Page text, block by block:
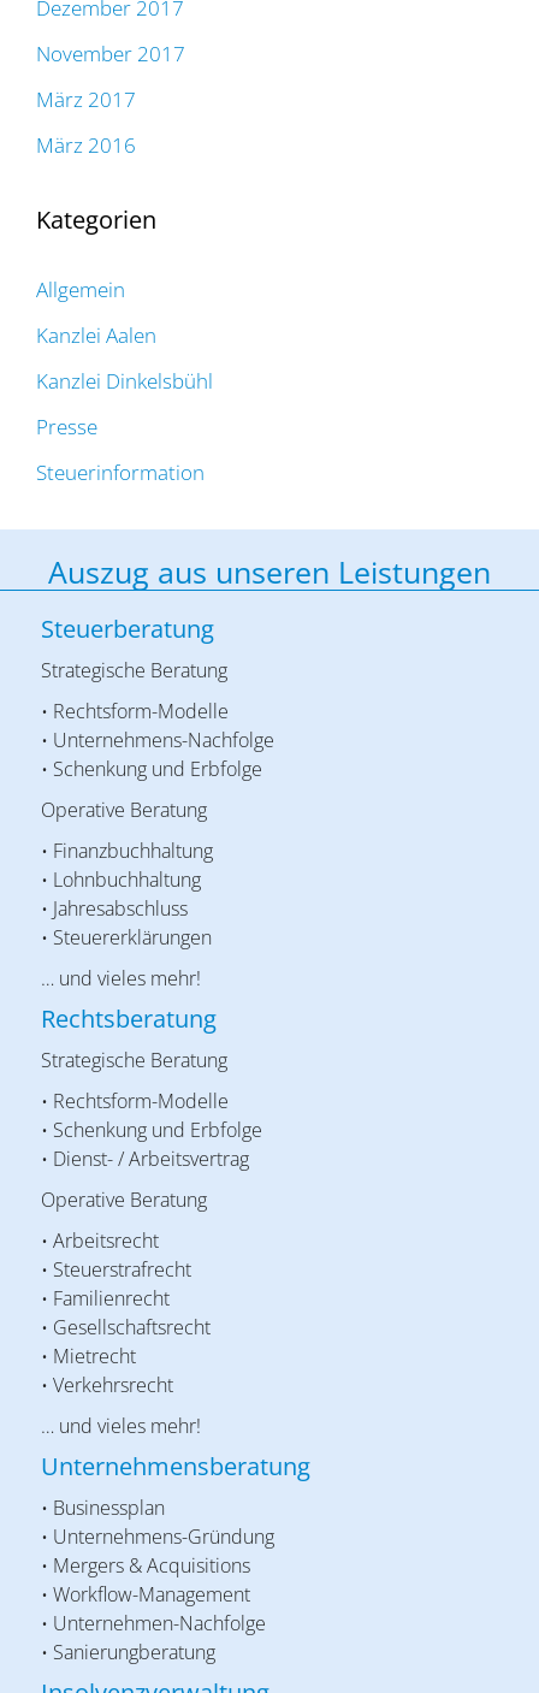
Dezember 2017
November 2017
März 2017
März 2016
Kategorien
Allgemein
Kanzlei Aalen
Kanzlei Dinkelsbühl
Presse
Steuerinformation
Auszug aus unseren Leistungen
Steuerberatung
Strategische Beratung
• Rechtsform-Modelle
• Unternehmens-Nachfolge
• Schenkung und Erbfolge
Operative Beratung
• Finanzbuchhaltung
• Lohnbuchhaltung
• Jahresabschluss
• Steuererklärungen
… und vieles mehr!
Rechtsberatung
Strategische Beratung
• Rechtsform-Modelle
• Schenkung und Erbfolge
• Dienst- / Arbeitsvertrag
Operative Beratung
• Arbeitsrecht
• Steuerstrafrecht
• Familienrecht
• Gesellschaftsrecht
• Mietrecht
• Verkehrsrecht
… und vieles mehr!
Unternehmensberatung
• Businessplan
• Unternehmens-Gründung
• Mergers & Acquisitions
• Workflow-Management
• Unternehmen-Nachfolge
• Sanierungberatung